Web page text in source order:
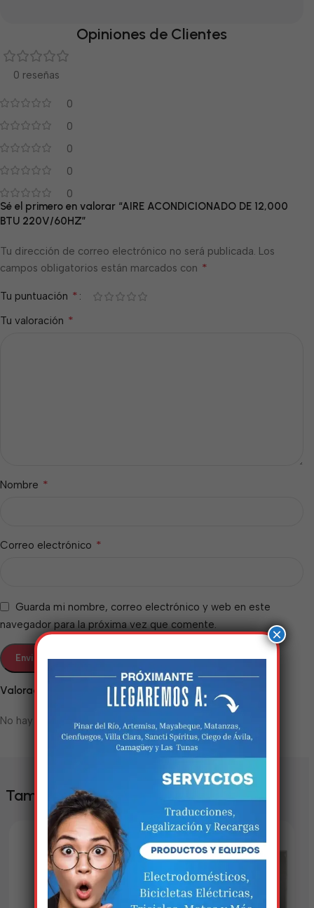
Opiniones de Clientes
0 reseñas
0
0
0
0
0
Valoraciones
No hay valoraciones aún.
Sé el primero en valorar “AIRE ACONDICIONADO DE 12,000
BTU 220V/60HZ”
Tu dirección de correo electrónico no será publicada. Los
campos obligatorios están marcados con *
Tu puntuación *
Tu valoración *
Nombre *
Correo electrónico *
Guarda mi nombre, correo electrónico y web en este
navegador para la próxima vez que comente.
También te puede interesar
×
Estamos trabalhando
nisso!
Em breve, esta página estará
disponível com novidades
incríveis. Agradecemos pela
paciência e compreensão.